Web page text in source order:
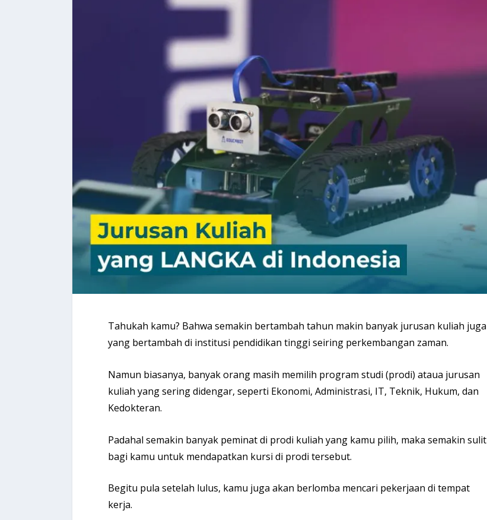
Tahukah kamu? Bahwa semakin bertambah tahun makin banyak jurusan kuliah juga
yang bertambah di institusi pendidikan tinggi seiring perkembangan zaman.
Namun biasanya, banyak orang masih memilih program studi (prodi) ataua jurusan
kuliah yang sering didengar, seperti Ekonomi, Administrasi, IT, Teknik, Hukum, dan
Kedokteran.
Padahal semakin banyak peminat di prodi kuliah yang kamu pilih, maka semakin sulit
bagi kamu untuk mendapatkan kursi di prodi tersebut.
Begitu pula setelah lulus, kamu juga akan berlomba mencari pekerjaan di tempat
kerja.